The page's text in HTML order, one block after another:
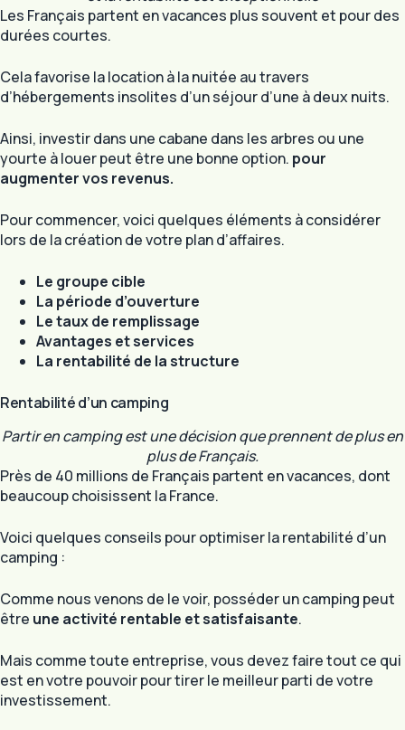
Les Français partent en vacances plus souvent et pour des
durées courtes.
Cela favorise la location à la nuitée au travers
d’hébergements insolites d’un séjour d’une à deux nuits.
Ainsi, investir dans une cabane dans les arbres ou une
yourte à louer peut être une bonne option. pour
augmenter vos revenus.
Pour commencer, voici quelques éléments à considérer
lors de la création de votre plan d’affaires.
Le groupe cible
La période d’ouverture
Le taux de remplissage
Avantages et services
La rentabilité de la structure
Rentabilité d’un camping
Partir en camping est une décision que prennent de plus en
plus de Français.
Près de 40 millions de Français partent en vacances, dont
beaucoup choisissent la France.
Voici quelques conseils pour optimiser la rentabilité d’un
camping :
Comme nous venons de le voir, posséder un camping peut
être une activité rentable et satisfaisante.
Mais comme toute entreprise, vous devez faire tout ce qui
est en votre pouvoir pour tirer le meilleur parti de votre
investissement.